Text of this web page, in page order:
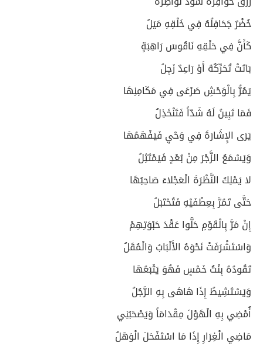
خُضْرٌ جَحَافِلُهُ فِي خَلْقِهِ مَيَلُ
كَأَنَّ فِي حَلْقِهِ نَاقُوسَ رَاهِبَةٍ
بَاتَتْ تُحَرِّكُهُ أَوْ رَاعِدٌ زَجِلُ
يَمُرُّ بِالْوَحْشِ صَرْعَى فِي مَكَامِنِهَا
فَمَا تَبِينُ لَهُ شَدّاً فَتَنْخَذِلُ
يَرَى الإِشَارَةَ فِي وَحْيٍ فَيَفْهَمُهَا
وَيَسْمَعُ الزَّجْرَ مِنْ بُعْدٍ فَيَمْتَثِلُ
لا يَمْلِكُ النَّظْرَةَ الْعَجْلاءَ صَاحِبُهَا
حَتَّى تَمُرَّ بِعِطْفَيْهِ فَتُحْتَبَلُ
إِنْ مَرَّ بِالْقَوْمِ حَلُّوا عَقْدَ حَبْوَتِهِمْ
وَاسْتَشْرَفَتْ نَحْوَهُ الأَلْبَابُ وَالْمُقَلُ
تَقُودُهُ بِنْتُ خَمْسٍ فَهُوَ يَتْبَعُهَا
وَيَسْتَشِيطُ إِذَا هَاهَى بِهِ الرَّجُلُ
أُمْضِي بِهِ الْهَوْلَ مِقْدَامَاً وَيَصْحَبُنِي
مَاضِي الْغِرَارِ إِذَا مَا اسْتَفْحَلَ الْوَهَلُ